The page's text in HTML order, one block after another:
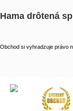
Hama drôtená
Obchod si vyhradzuje právo